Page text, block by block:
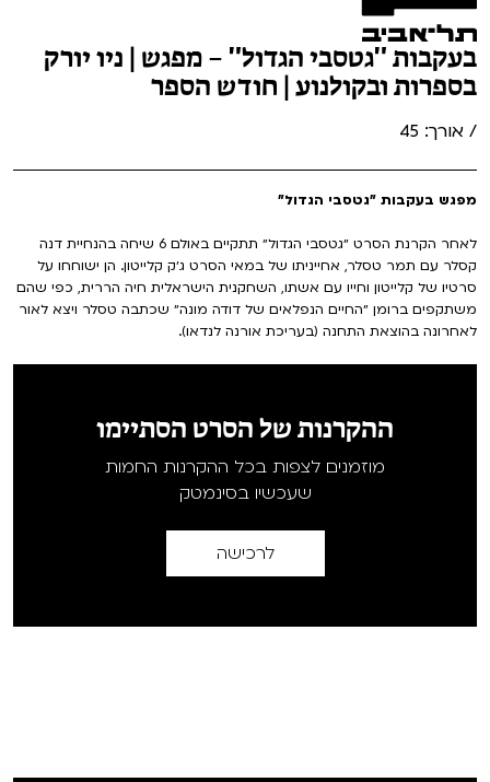
בעקבות "גטסבי הגדול" – מפגש | ניו יורק
בספרות ובקולנוע | חודש הספר
/ אורך: 45
מפגש בעקבות "גטסבי הגדול"
לאחר הקרנת הסרט ״גטסבי הגדול״ תתקיים באולם 6 שיחה בהנחיית דנה
קסלר עם תמר טסלר, אחייניתו של במאי הסרט ג׳ק קלייטון. הן ישוחחו על
סרטיו של קלייטון וחייו עם אשתו, השחקנית הישראלית חיה הררית, כפי שהם
משתקפים ברומן ״החיים הנפלאים של דודה מונה״ שכתבה טסלר ויצא לאור
לאחרונה בהוצאת התחנה (בעריכת אורנה לנדאו).
ההקרנות של הסרט הסתיימו
מוזמנים לצפות בכל ההקרנות החמות
שעכשיו בסינמטק
לרכישה